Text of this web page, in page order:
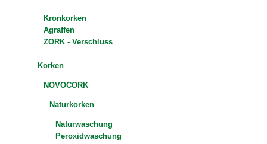
Kronkorken
Agraffen
ZORK - Verschluss
Korken
NOVOCORK
Naturkorken
Naturwaschung
Peroxidwaschung